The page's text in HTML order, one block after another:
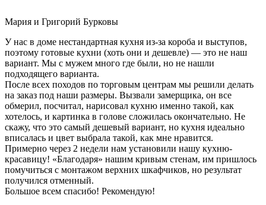
Мария и Григорий Бурковы
У нас в доме нестандартная кухня из-за короба и выступов,
поэтому готовые кухни (хоть они и дешевле) — это не наш
вариант. Мы с мужем много где были, но не нашли
подходящего варианта.
После всех походов по торговым центрам мы решили делать
на заказ под наши размеры. Вызвали замерщика, он все
обмерил, посчитал, нарисовал кухню именно такой, как
хотелось, и картинка в голове сложилась окончательно. Не
скажу, что это самый дешевый вариант, но кухня идеально
вписалась и цвет выбрала такой, как мне нравится.
Примерно через 2 недели нам установили нашу кухню-
красавицу! «Благодаря» нашим кривым стенам, им пришлось
помучиться с монтажом верхних шкафчиков, но результат
получился отменный.
Большое всем спасибо! Рекомендую!